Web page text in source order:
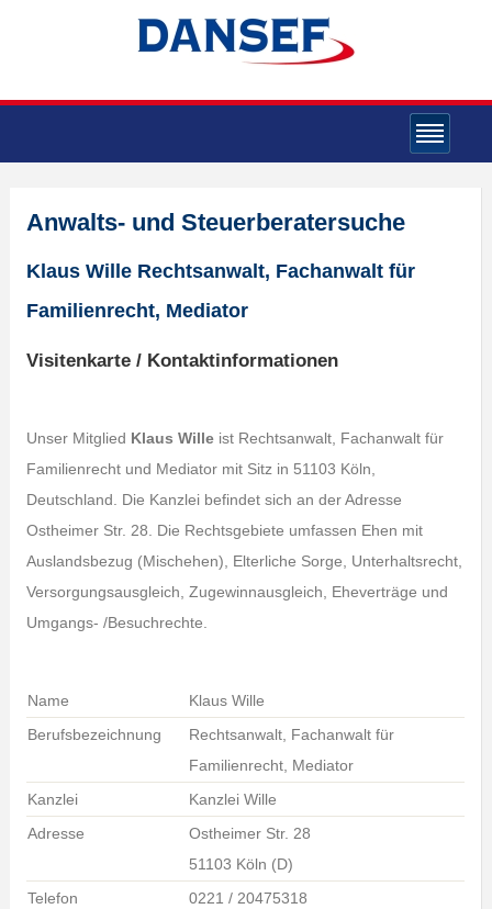
Anwalts- und Steuerberatersuche
Klaus Wille Rechtsanwalt, Fachanwalt für
Familienrecht, Mediator
Visitenkarte / Kontaktinformationen
Unser Mitglied Klaus Willeist Rechtsanwalt, Fachanwalt für
Familienrecht und Mediator mit Sitz in 51103 Köln,
Deutschland. Die Kanzlei befindet sich an der Adresse
Ostheimer Str. 28. Die Rechtsgebiete umfassen Ehen mit
Auslandsbezug (Mischehen), Elterliche Sorge, Unterhaltsrecht,
Versorgungsausgleich, Zugewinnausgleich, Eheverträge und
Umgangs- /Besuchrechte.
Name
Klaus Wille
Berufsbezeichnung
Rechtsanwalt, Fachanwalt für
Familienrecht, Mediator
Kanzlei
Kanzlei Wille
Adresse
Ostheimer Str. 28
51103 Köln (D)
Telefon
0221 / 20475318